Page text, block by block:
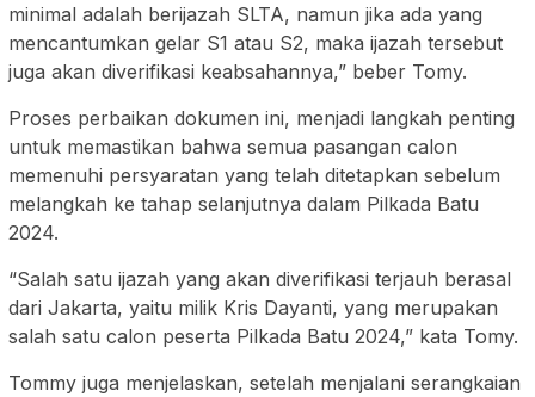
minimal adalah berijazah SLTA, namun jika ada yang
mencantumkan gelar S1 atau S2, maka ijazah tersebut
juga akan diverifikasi keabsahannya,” beber Tomy.
Proses perbaikan dokumen ini, menjadi langkah penting
untuk memastikan bahwa semua pasangan calon
memenuhi persyaratan yang telah ditetapkan sebelum
melangkah ke tahap selanjutnya dalam Pilkada Batu
2024.
“Salah satu ijazah yang akan diverifikasi terjauh berasal
dari Jakarta, yaitu milik Kris Dayanti, yang merupakan
salah satu calon peserta Pilkada Batu 2024,” kata Tomy.
Tommy juga menjelaskan, setelah menjalani serangkaian